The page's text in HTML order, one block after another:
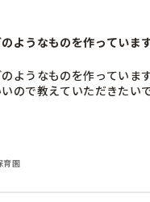
ようなものを作っていま
ようなものを作っていま
ので教えていただきたい
育園